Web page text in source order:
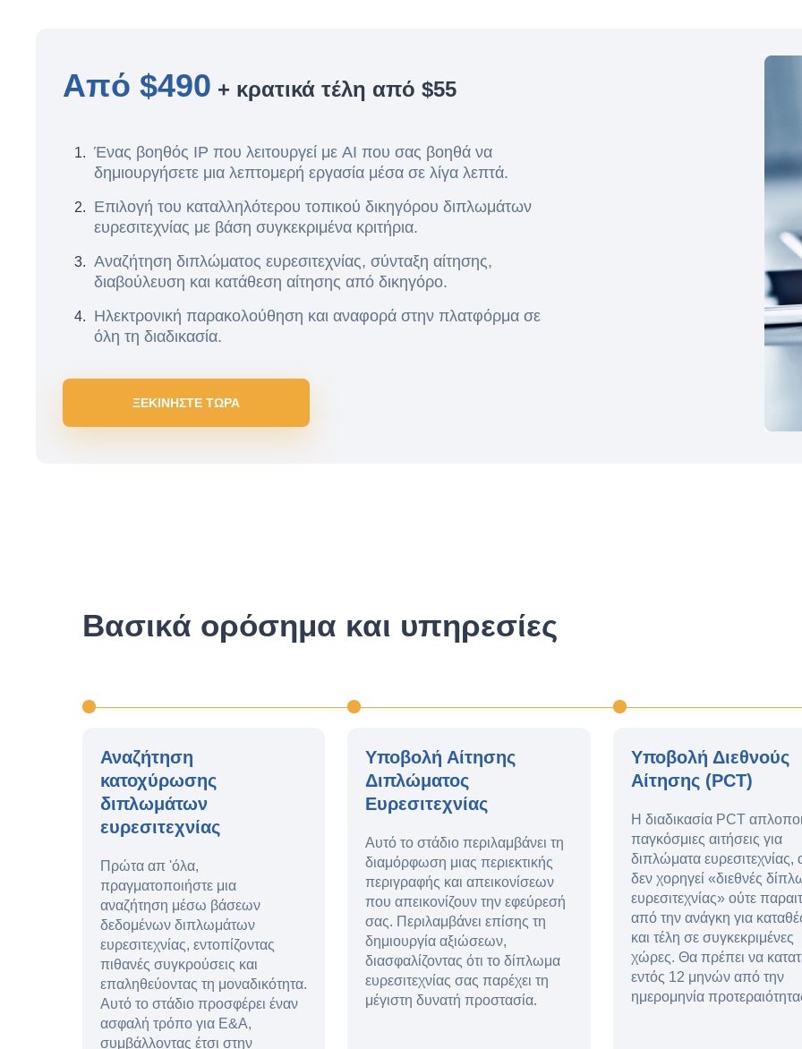
Από $490 + κρατικά τέλη από $55
Ένας βοηθός IP που λειτουργεί με AI που σας βοηθά να
δημιουργήσετε μια λεπτομερή εργασία μέσα σε λίγα λεπτά.
Επιλογή του καταλληλότερου τοπικού δικηγόρου διπλωμάτων
ευρεσιτεχνίας με βάση συγκεκριμένα κριτήρια.
Αναζήτηση διπλώματος ευρεσιτεχνίας, σύνταξη αίτησης,
διαβούλευση και κατάθεση αίτησης από δικηγόρο.
Ηλεκτρονική παρακολούθηση και αναφορά στην πλατφόρμα σε
όλη τη διαδικασία.
ΞΕΚΙΝΗΣΤΕ ΤΩΡΑ
Βασικά ορόσημα και υπηρεσίες
Αναζήτηση
κατοχύρωσης
διπλωμάτων
ευρεσιτεχνίας
Πρώτα απ 'όλα,
πραγματοποιήστε μια
αναζήτηση μέσω βάσεων
δεδομένων διπλωμάτων
ευρεσιτεχνίας, εντοπίζοντας
πιθανές συγκρούσεις και
επαληθεύοντας τη μοναδικότητα.
Αυτό το στάδιο προσφέρει έναν
ασφαλή τρόπο για Ε&Α,
συμβάλλοντας έτσι στην
Υποβολή Αίτησης
Διπλώματος
Ευρεσιτεχνίας
Αυτό το στάδιο περιλαμβάνει τη
διαμόρφωση μιας περιεκτικής
περιγραφής και απεικονίσεων
που απεικονίζουν την εφεύρεσή
σας. Περιλαμβάνει επίσης τη
δημιουργία αξιώσεων,
διασφαλίζοντας ότι το δίπλωμα
ευρεσιτεχνίας σας παρέχει τη
μέγιστη δυνατή προστασία.
Υποβολή Διεθνούς
Αίτησης (PCT)
Η διαδικασία PCT
παγκόσμιες αιτήσεις για
διπλώματα ευρεσιτεχνίας,
δεν χορηγεί «διεθνές
ευρεσιτεχνίας» ούτε
από την ανάγκη για
και τέλη σε συγκεκριμένες
χώρες. Θα πρέπει να
εντός 12 μηνών από την
ημερομηνία